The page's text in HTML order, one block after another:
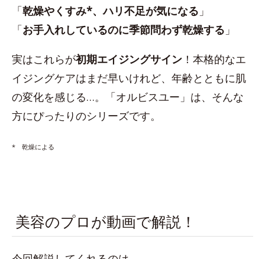
「乾燥やくすみ*、ハリ不足が気になる 」
「お手入れしているのに季節問わず乾燥する 」
実はこれらが初期エイジングサイン ！本格的なエ
イジングケアはまだ早いけれど、年齢とともに肌
の変化を感じる…。「オルビスユー」は、そんな
方にぴったりのシリーズです。
* 乾燥による
美容のプロが動画で解説！